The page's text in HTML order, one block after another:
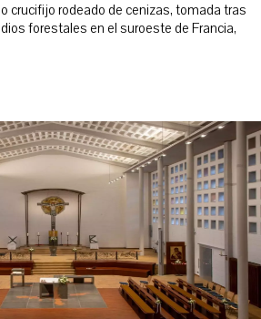
crucifijo rodeado de cenizas, tomada tras
forestales en el suroeste de Francia,